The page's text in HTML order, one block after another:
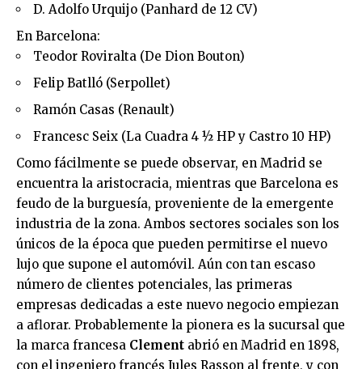
D. Adolfo Urquijo (Panhard de 12 CV)
En Barcelona:
Teodor Roviralta (De Dion Bouton)
Felip Batlló (Serpollet)
Ramón Casas (Renault)
Francesc Seix (La Cuadra 4 ½ HP y Castro 10 HP)
Como fácilmente se puede observar, en Madrid se
encuentra la aristocracia, mientras que Barcelona es
feudo de la burguesía, proveniente de la emergente
industria de la zona. Ambos sectores sociales son los
únicos de la época que pueden permitirse el nuevo
lujo que supone el automóvil. Aún con tan escaso
número de clientes potenciales, las primeras
empresas dedicadas a este nuevo negocio empiezan
a aflorar. Probablemente la pionera es la sucursal que
la marca francesa Clement abrió en Madrid en 1898,
con el ingeniero francés Jules Rasson al frente, y con